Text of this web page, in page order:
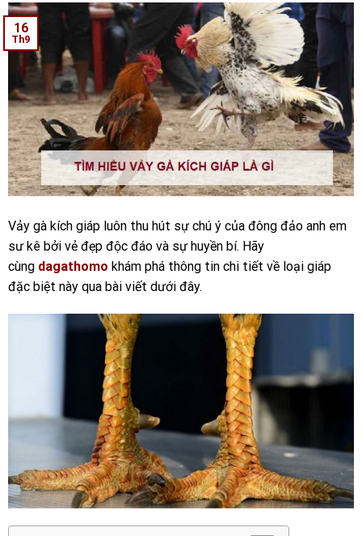
16
Th9
Vảy gà kích giáp luôn thu hút sự chú ý của đông đảo anh em
sư kê bởi vẻ đẹp độc đáo và sự huyền bí. Hãy
cùng dagathomo khám phá thông tin chi tiết về loại giáp
đặc biệt này qua bài viết dưới đây.